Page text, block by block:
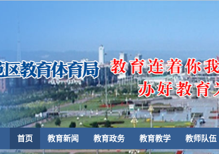
首页 教育新闻 教育政务 教育教学 教师队伍